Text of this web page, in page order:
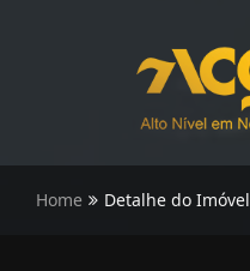
Home Detalhe do Imóvel